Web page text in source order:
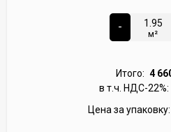
-
м²
Итого: 4
в т.ч. НДС-22%:
Цена за упаковку: